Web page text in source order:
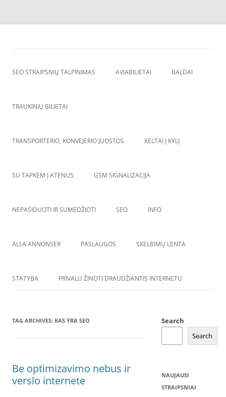
Skip
SEO STRAIPSNIŲ TALPINIMAS AVIABILIETAI BALDAI
TRAUKINIŲ BILIETAI
TRANSPORTERIO, KONVEJERIO JUOSTOS KELTAI Į KYLĮ
SU TAPKĖM Į ATĖNUS GSM SIGNALIZACIJA
NEPASIDUOTI IR SUMEDŽIOTI SEO INFO
ALLA ANNONSER PASLAUGOS SKELBIMŲ LENTA
STATYBA PRIVALU ŽINOTI DRAUDŽIANTIS INTERNETU
TAG ARCHIVES: KAS YRA SEO
Be optimizavimo nebus ir
verslo internete
Search
Search
NAUJAUSI
STRAIPSNIAI